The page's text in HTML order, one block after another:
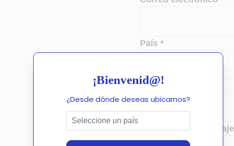
¡Bienvenid@!
¿Desde dónde deseas ubicarnos?
N
b
r
e
m
País*
Teléfono
Comentario o mensaje